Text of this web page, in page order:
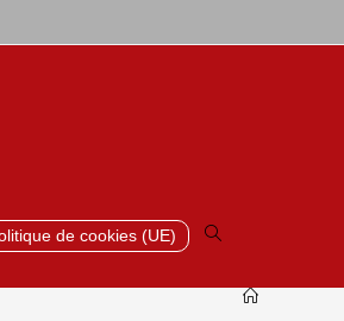
de cookies (UE)
Toggle
website
search